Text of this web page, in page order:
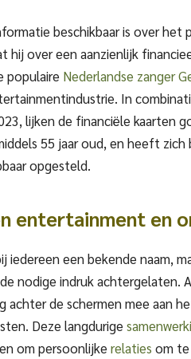
beschikbaar is over het
hij over een aanzienlijk
populaire Nederlandse zanger
In
lijken de financiële kaarten
55 jaar oud, en heeft
opgesteld.
entertainment en
iedereen een bekende naam,
nodige indruk achtergelaten.
achter de schermen mee aan
Deze langdurige
om persoonlijke relaties om